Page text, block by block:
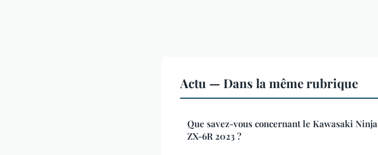
Actu — Dans la même rubrique
Que savez-vous concernant le Kawasaki Ninja
ZX-6R 2023 ?